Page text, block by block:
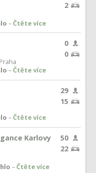
–Čtěte více
2
–Čtěte více
0
0
–Čtěte více
29
15
Karlovy
–Čtěte více
50
22